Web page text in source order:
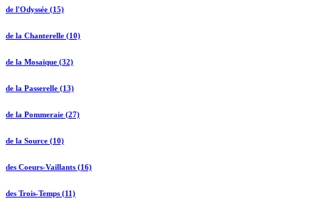
de l'Odyssée (15)
de la Chanterelle (10)
de la Mosaïque (32)
de la Passerelle (13)
de la Pommeraie (27)
de la Source (10)
des Coeurs-Vaillants (16)
des Trois-Temps (11)